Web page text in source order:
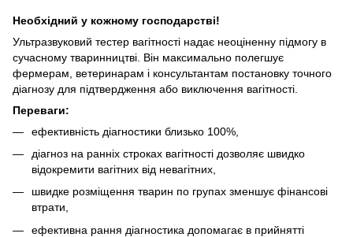
Необхідний у кожному господарстві!
Ультразвуковий тестер вагітності надає неоціненну підмогу в
сучасному тваринництві. Він максимально полегшує
фермерам, ветеринарам і консультантам постановку точного
діагнозу для підтвердження або виключення вагітності.
Переваги:
ефективність діагностики близько 100%,
діагноз на ранніх строках вагітності дозволяє швидко
відокремити вагітних від невагітних,
швидке розміщення тварин по групах зменшує фінансові
втрати,
ефективна рання діагностика допомагає в прийнятті